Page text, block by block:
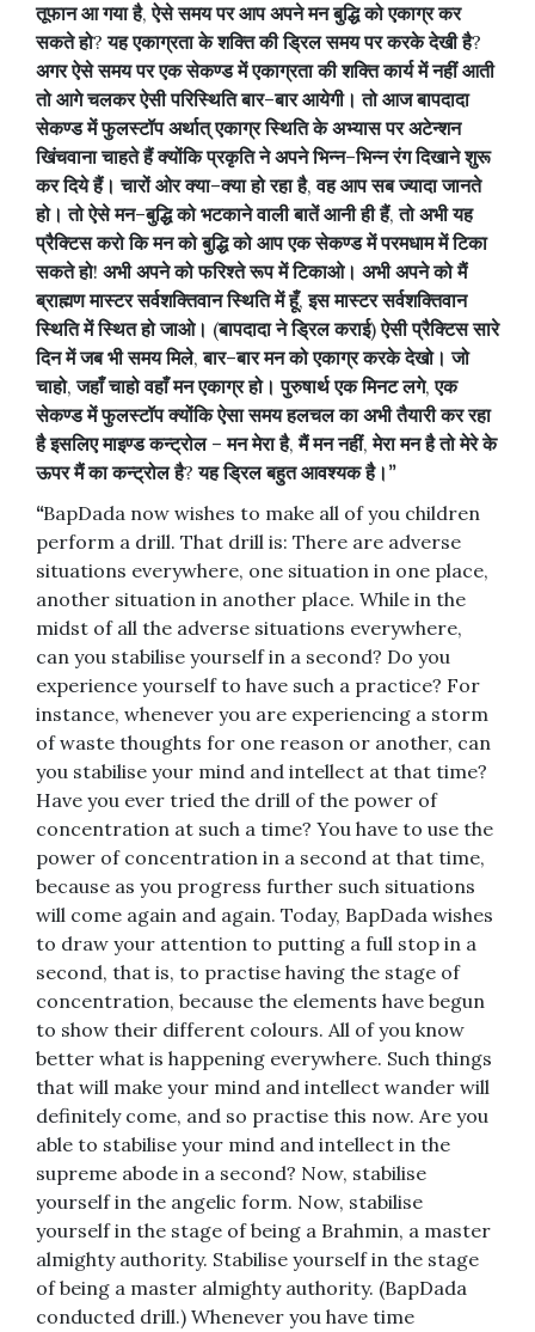
तूफान आ गया है,ऐसे समय पर आप अपने मन बुद्धि को एकाग्र कर
सकते हो?यह एकाग्रता के शक्ति की ड्रिल समय पर करके देखी है?
अगर ऐसे समय पर एक सेकण्ड में एकाग्रता की शक्ति कार्य में नहीं आती
तो आगे चलकर ऐसी परिस्थिति बार–बार आयेगी। तो आज बापदादा
सेकण्ड में फुलस्टॉप अर्थात् एकाग्र स्थिति के अभ्यास पर अटेन्शन
खिंचवाना चाहते हैं क्योंकि प्रकृति ने अपने भिन्न–भिन्न रंग दिखाने शुरू
कर दिये हैं। चारों ओर क्या–क्या हो रहा है,वह आप सब ज्यादा जानते
हो। तो ऐसे मन–बुद्धि को भटकाने वाली बातें आनी ही हैं,तो अभी यह
प्रैक्टिस करो कि मन को बुद्धि को आप एक सेकण्ड में परमधाम में टिका
सकते हो! अभी अपने को फरिश्ते रूप में टिकाओ। अभी अपने को मैं
ब्राह्मण मास्टर सर्वशक्तिवान स्थिति में हूँ,इस मास्टर सर्वशक्तिवान
स्थिति में स्थित हो जाओ। (बापदादा ने ड्रिल कराई)ऐसी प्रैक्टिस सारे
दिन में जब भी समय मिले,बार–बार मन को एकाग्र करके देखो। जो
चाहो,जहाँ चाहो वहाँ मन एकाग्र हो। पुरुषार्थ एक मिनट लगे,एक
सेकण्ड में फुलस्टॉप क्योंकि ऐसा समय हलचल का अभी तैयारी कर रहा
है इसलिए माइण्ड कन्ट्रोल–मन मेरा है,मैं मन नहीं,मेरा मन है तो मेरे के
ऊपर मैं का कन्ट्रोल है?यह ड्रिल बहुत आवश्यक है। ”
“BapDada now wishes to make all of you children
perform a drill. That drill is: There are adverse
situations everywhere, one situation in one place,
another situation in another place. While in the
midst of all the adverse situations everywhere,
can you stabilise yourself in a second? Do you
experience yourself to have such a practice? For
instance, whenever you are experiencing a storm
of waste thoughts for one reason or another, can
you stabilise your mind and intellect at that time?
Have you ever tried the drill of the power of
concentration at such a time? You have to use the
power of concentration in a second at that time,
because as you progress further such situations
will come again and again. Today, BapDada wishes
to draw your attention to putting a full stop in a
second, that is, to practise having the stage of
concentration, because the elements have begun
to show their different colours. All of you know
better what is happening everywhere. Such things
that will make your mind and intellect wander will
definitely come, and so practise this now. Are you
able to stabilise your mind and intellect in the
supreme abode in a second? Now, stabilise
yourself in the angelic form. Now, stabilise
yourself in the stage of being a Brahmin, a master
almighty authority. Stabilise yourself in the stage
of being a master almighty authority. (BapDada
conducted drill.) Whenever you have time